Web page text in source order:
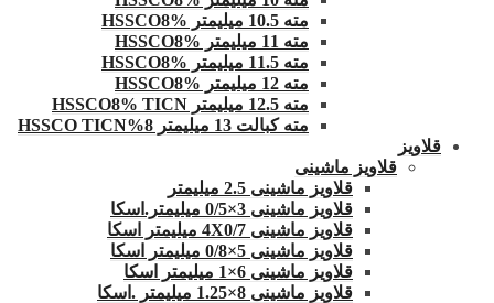
مته 10.5 میلیمتر HSSCO8%
مته 11 میلیمتر HSSCO8%
مته 11.5 میلیمتر HSSCO8%
مته 12 میلیمتر HSSCO8%
مته 12.5 میلیمتر HSSCO8% TICN
مته کبالت 13 میلیمتر 8%HSSCO TICN
قلاویز
قلاویز ماشینی
قلاویز ماشینی 2.5 میلیمتر
قلاویز ماشینی 3×0/5 میلیمتر.اسکا
قلاویز ماشینی 4X0/7 میلیمتر اسکا
قلاویز ماشینی 5×0/8 میلیمتر اسکا
قلاویز ماشینی 6×1 میلیمتر اسکا
قلاویز ماشینی 8×1.25 میلیمتر .اسکا